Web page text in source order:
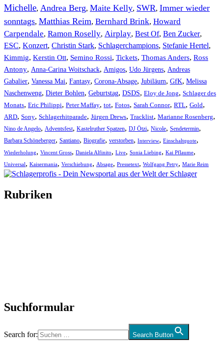
Michelle, Andrea Berg, Maite Kelly, SWR, Immer wieder
sonntags, Matthias Reim, Bernhard Brink, Howard
Carpendale, Ramon Roselly, Airplay, Best Of, Ben Zucker,
ESC, Konzert, Christin Stark, Schlagerchampions, Stefanie Hertel,
Kimmig, Kerstin Ott, Semino Rossi, Tickets, Thomas Anders, Ross
Antony, Anna-Carina Woitschack, Amigos, Udo Jürgens, Andreas
Gabalier, Vanessa Mai, Fantasy, Corona-Absage, Jubiläum, GfK, Melissa
Naschenweng, Dieter Bohlen, Geburtstag, DSDS, Eloy de Jong, Schlager des
Monats, Eric Philippi, Peter Maffay, tot, Fotos, Sarah Connor, RTL, Gold,
ARD, Sony, Schlagerhitparade, Jürgen Drews, Tracklist, Marianne Rosenberg,
Nino de Angelo, Adventsfest, Kastelruther Spatzen, DJ Ötzi, Nicole, Sendetermin,
Barbara Schöneberger, Santiano, Biografie, verstorben, Interview, Einschaltquote,
Wiederholung, Vincent Gross, Daniela Alfinito, Live, Sonia Liebing, Kai Pflaume,
Universal, Kaisermania, Verschiebung, Absage, Pressetext, Wolfgang Petry, Marie Reim
Rubriken
Suchformular
Search for: Search Button